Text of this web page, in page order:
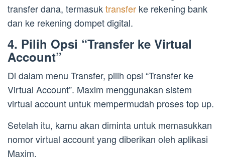
transfer dana, termasuktransfer ke rekening bank
dan ke rekening dompet digital.
4. Pilih Opsi “Transfer ke Virtual
Account”
Di dalam menu Transfer, pilih opsi “Transfer ke
Virtual Account”. Maxim menggunakan sistem
virtual account untuk mempermudah proses top up.
Setelah itu, kamu akan diminta untuk memasukkan
nomor virtual account yang diberikan oleh aplikasi
Maxim.